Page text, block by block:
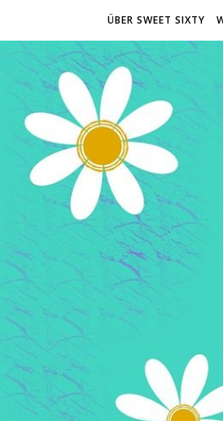
ÜBER SWEET SIXTY